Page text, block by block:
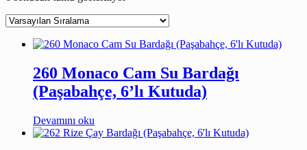
260 Monaco Cam Su Bardağı
(Paşabahçe, 6’lı Kutuda)
Devamını oku